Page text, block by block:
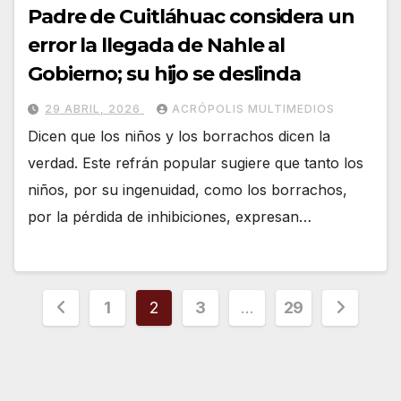
Padre de Cuitláhuac considera un
error la llegada de Nahle al
Gobierno; su hijo se deslinda
29 ABRIL, 2026 ACRÓPOLIS MULTIMEDIOS
Dicen que los niños y los borrachos dicen la
verdad. Este refrán popular sugiere que tanto los
niños, por su ingenuidad, como los borrachos,
por la pérdida de inhibiciones, expresan…
Paginación
1 2 3 … 29